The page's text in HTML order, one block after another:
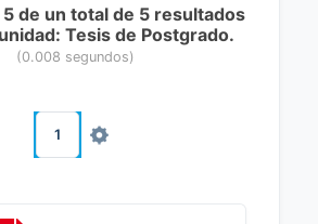
de un total de 5 resultados
Tesis de Postgrado.
(0.008 segundos)
1